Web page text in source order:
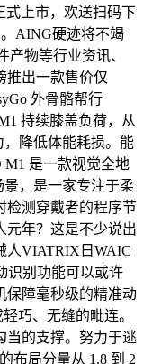
式上市，欢送扫码下
AING硬迹将不竭
物等行业资讯、
推出一款售价仅
外骨骼帮行
持续膝盖负荷，从
，降低体能耗损。能
是一款视觉全地
，是一家专注于柔
检测穿戴者的程序节
元年？这是不少说出
人VIATRIX日WAIC
识别功能可以或许
保障毫秒级的精准动
巧、无缝的毗连。
当的支撑。努力于逃
布局分量从 1.8 到 2